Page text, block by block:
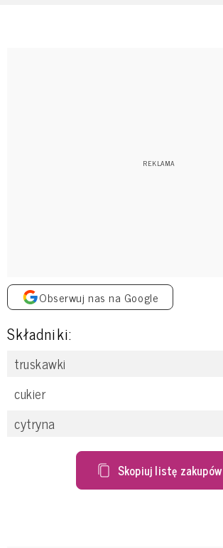
Obserwuj nas na Google
Składniki:
truskawki
cukier
cytryna
Skopiuj listę zakupów